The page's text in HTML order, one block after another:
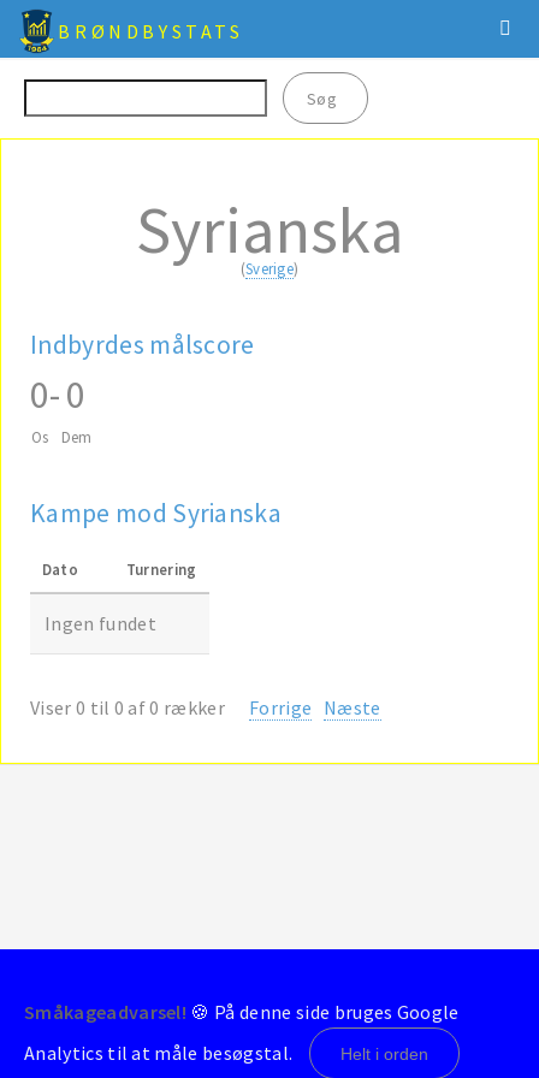
BRØNDBYSTATS
Syrianska
(Sverige)
Indbyrdes målscore
0
Os
-0
Dem
Kampe mod Syrianska
Dato Turnering
Ingen fundet
Viser 0 til 0 af 0 rækker Forrige Næste
© 2004-2026 - BrondbyStats
Småkageadvarsel! 🍪 På denne side bruges Google
Analytics til at måle besøgstal.
Helt i orden